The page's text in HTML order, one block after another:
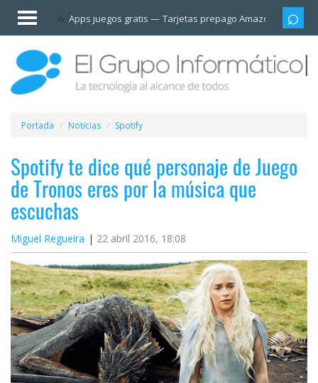
Apps juegos gratis Tarjetas prepago Amazon
Invitado
Iniciar
sesión /
Registrarse
Esenciales
Móviles
Ofertas
Apps
Redes
sociales
Plataformas
streaming
Operadores
Portada Noticias Spotify
Spotify te dice qué personaje de Juego
de Tronos eres por la música que
escuchas
Miguel Regueira 22 abril 2016, 18:08